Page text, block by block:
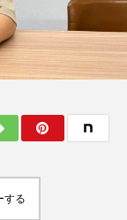
する